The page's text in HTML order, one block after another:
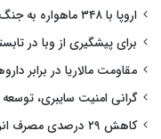
اروپا با ۳۴۸ ماهواره به جنگ انحصار استارلینک می‌رود
برای پیشگیری از وبا در
مقاومت مالاریا در برابر
گرانی امنیت سایبری،
کاهش ۲۹ درصدی مصرف انرژی ساختمان‌ها با یک طراحی هوشمند